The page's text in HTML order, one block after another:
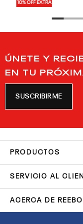
10% OFF EXTRA
ÚNETE Y
EN TU
SUSCRIBIRME
PRODUCTOS
SERVICIO AL
ACERCA DE